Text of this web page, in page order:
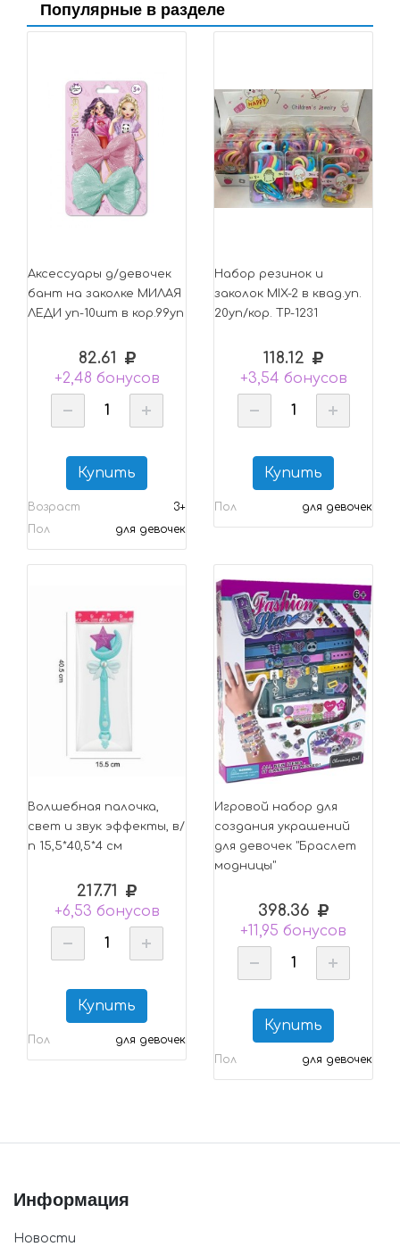
Популярные в разделе
Аксессуары д/девочек
бант на заколке МИЛАЯ
ЛЕДИ уп-10шт в кор.99уп
82.61
+2,48 бонусов
Купить
Возраст
3+
Пол
для девочек
Набор резинок и
заколок MIX-2 в квад.уп.
20уп/кор. TP-1231
118.12
+3,54 бонусов
Купить
Пол для девочек
Волшебная палочка,
свет и звук эффекты, в/
п 15,5*40,5*4 см
217.71
+6,53 бонусов
Купить
Пол для девочек
Игровой набор для
создания украшений
для девочек "Браслет
модницы"
398.36
+11,95 бонусов
Купить
Пол для девочек
Информация
Новости